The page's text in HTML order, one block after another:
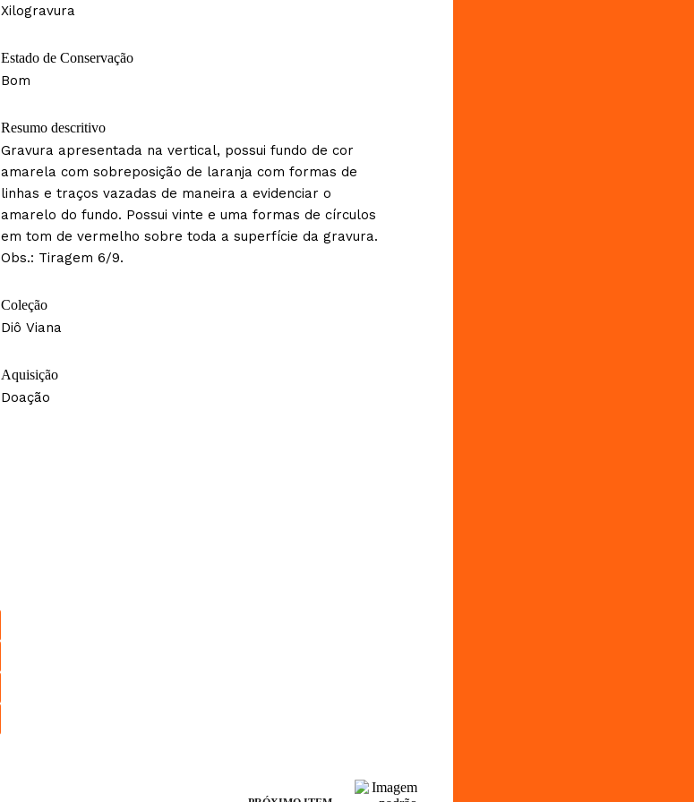
Xilogravura
Estado de Conservação
Bom
Resumo descritivo
Gravura apresentada na vertical, possui fundo de cor
amarela com sobreposição de laranja com formas de
linhas e traços vazadas de maneira a evidenciar o
amarelo do fundo. Possui vinte e uma formas de círculos
em tom de vermelho sobre toda a superfície da gravura.
Obs.: Tiragem 6/9.
Coleção
Diô Viana
Aquisição
Doação